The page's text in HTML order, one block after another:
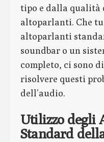
tipo e dalla qualità
altoparlanti. Che
altoparlanti
soundbar o un
completo, ci sono
risolvere questi
dell’audio.
Utilizzo degli
Standard